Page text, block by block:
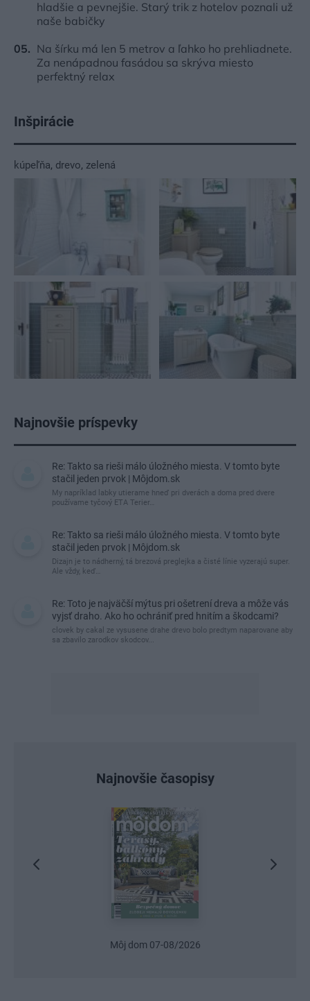
hladšie a pevnejšie. Starý trik z hotelov poznali už
naše babičky
Na šírku má len 5 metrov a ľahko ho prehliadnete.
Za nenápadnou fasádou sa skrýva miesto
perfektný relax
Inšpirácie
kúpeľňa, drevo, zelená
Najnovšie príspevky
Re: Takto sa rieši málo úložného miesta. V tomto byte
stačil jeden prvok | Môjdom.sk
My napríklad labky utierame hneď pri dverách a doma pred dvere
používame tyčový ETA Terier…
Re: Takto sa rieši málo úložného miesta. V tomto byte
stačil jeden prvok | Môjdom.sk
Dizajn je to nádherný, tá brezová preglejka a čisté línie vyzerajú super.
Ale vždy, keď…
Re: Toto je najväčší mýtus pri ošetrení dreva a môže vás
vyjsť draho. Ako ho ochrániť pred hnitím a škodcami?
clovek by cakal ze vysusene drahe drevo bolo predtym naparovane aby
sa zbavilo zarodkov skodcov...
Najnovšie časopisy
Môj dom 07-08/2026